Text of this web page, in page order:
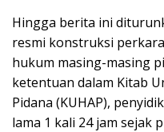
Hingga berita ini
resmi konstruksi
hukum masing-masing
ketentuan dalam Kitab
Pidana (KUHAP),
lama 1 kali 24 jam sejak